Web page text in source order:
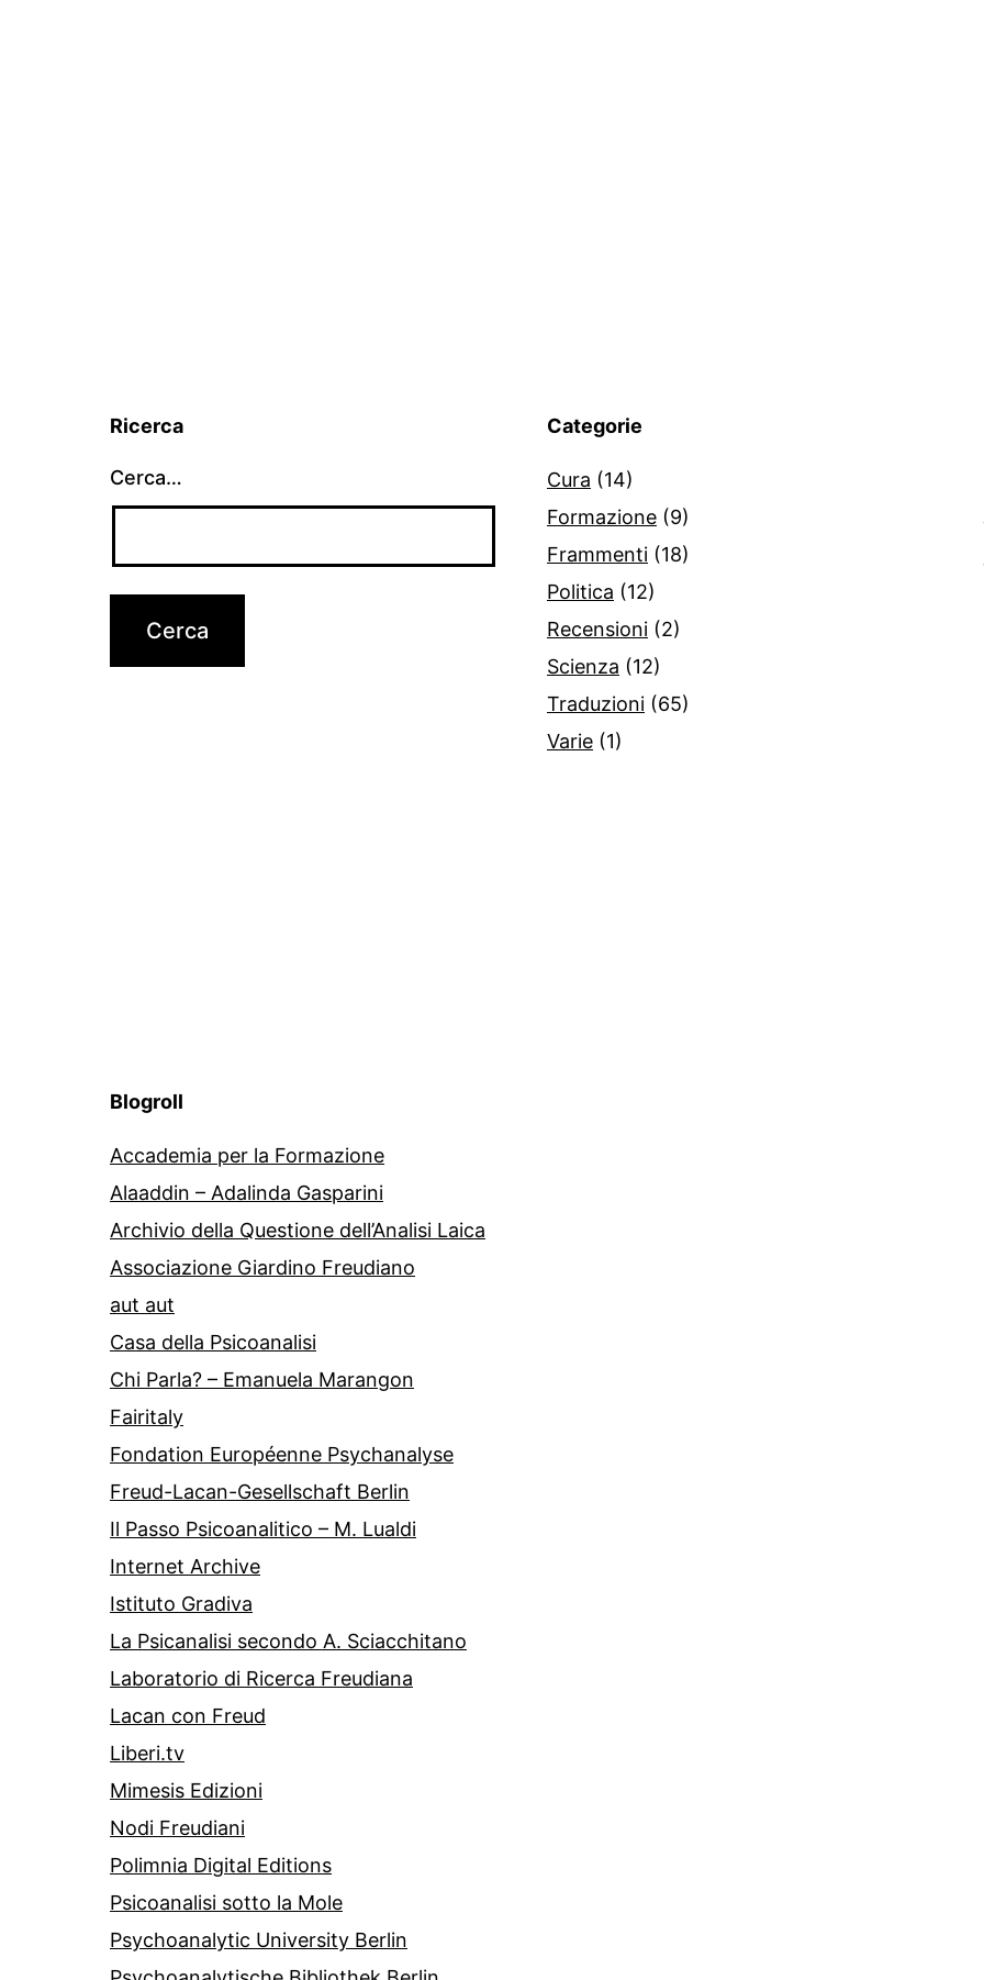
Ricerca
Cerca…
Categorie
Cura (14)
Formazione (9)
Frammenti (18)
Politica (12)
Recensioni (2)
Scienza (12)
Traduzioni (65)
Varie (1)
Blogroll
Accademia per la Formazione
Alaaddin – Adalinda Gasparini
Archivio della Questione dell’Analisi Laica
Associazione Giardino Freudiano
aut aut
Casa della Psicoanalisi
Chi Parla? – Emanuela Marangon
Fairitaly
Fondation Européenne Psychanalyse
Freud-Lacan-Gesellschaft Berlin
Il Passo Psicoanalitico – M. Lualdi
Internet Archive
Istituto Gradiva
La Psicanalisi secondo A. Sciacchitano
Laboratorio di Ricerca Freudiana
Lacan con Freud
Liberi.tv
Mimesis Edizioni
Nodi Freudiani
Polimnia Digital Editions
Psicoanalisi sotto la Mole
Psychoanalytic University Berlin